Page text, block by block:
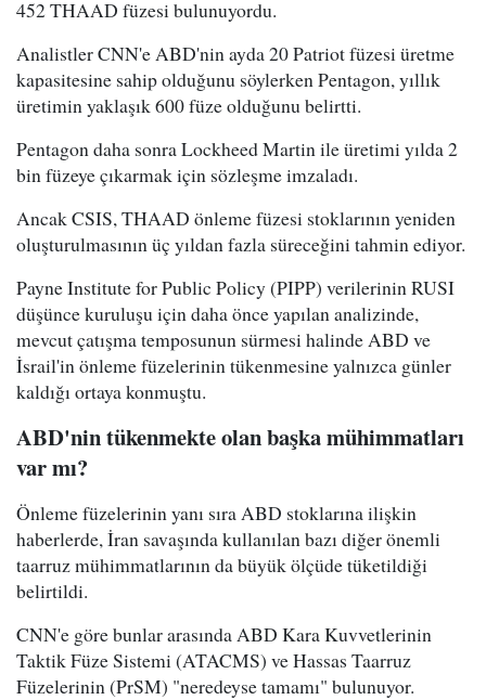
452 THAAD füzesi bulunuyordu.
Analistler CNN'e ABD'nin ayda 20 Patriot füzesi üretme
kapasitesine sahip olduğunu söylerken Pentagon, yıllık
üretimin yaklaşık 600 füze olduğunu belirtti.
Pentagon daha sonra Lockheed Martin ile üretimi yılda 2
bin füzeye çıkarmak için sözleşme imzaladı.
Ancak CSIS, THAAD önleme füzesi stoklarının yeniden
oluşturulmasının üç yıldan fazla süreceğini tahmin ediyor.
Payne Institute for Public Policy (PIPP) verilerinin RUSI
düşünce kuruluşu için daha önce yapılan analizinde,
mevcut çatışma temposunun sürmesi halinde ABD ve
İsrail'in önleme füzelerinin tükenmesine yalnızca günler
kaldığı ortaya konmuştu.
ABD'nin tükenmekte olan başka mühimmatları
var mı?
Önleme füzelerinin yanı sıra ABD stoklarına ilişkin
haberlerde, İran savaşında kullanılan bazı diğer önemli
taarruz mühimmatlarının da büyük ölçüde tüketildiği
belirtildi.
CNN'e göre bunlar arasında ABD Kara Kuvvetlerinin
Taktik Füze Sistemi (ATACMS) ve Hassas Taarruz
Füzelerinin (PrSM) "neredeyse tamamı" bulunuyor.